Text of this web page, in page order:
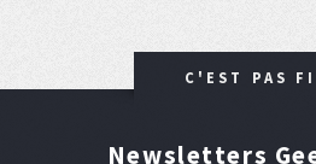
C'EST PAS
Newsletters